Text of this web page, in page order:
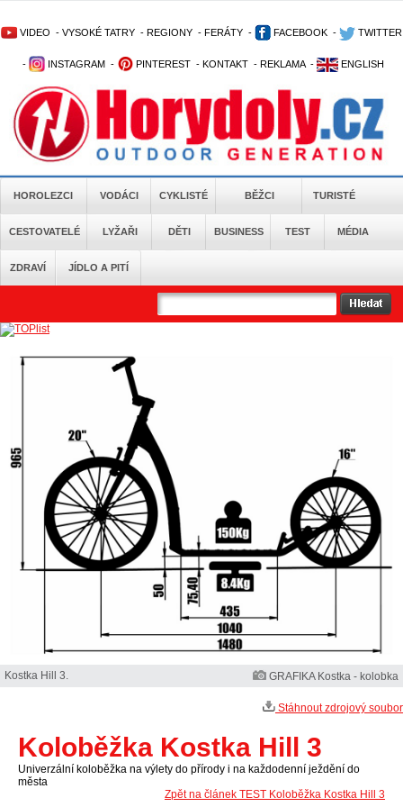
VIDEO - VYSOKÉ TATRY - REGIONY - FERÁTY - FACEBOOK - TWITTER
- INSTAGRAM - PINTEREST - KONTAKT - REKLAMA - ENGLISH
HOROLEZCI VODÁCI CYKLISTÉ BĚŽCI TURISTÉ
CESTOVATELÉ LYŽAŘI DĚTI BUSINESS TEST MÉDIA
ZDRAVÍ JÍDLO A PITÍ
Kostka Hill 3. GRAFIKA Kostka - kolobka
Stáhnout zdrojový soubor
Koloběžka Kostka Hill 3
Univerzální koloběžka na výlety do přírody i na každodenní ježdění do
města
Zpět na článek TEST Koloběžka Kostka Hill 3